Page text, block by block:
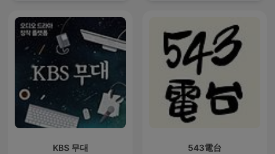
KBS 무대 543電台